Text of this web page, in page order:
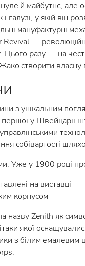
й майбутнє,
галузі, у якій він
мануфактурні
Revival —
Цього разу — на
створити власну
з унікальним
першої у
собівартості
Уже у 1900 році
на виставці
корпусом
Zenith як
якої
з білим